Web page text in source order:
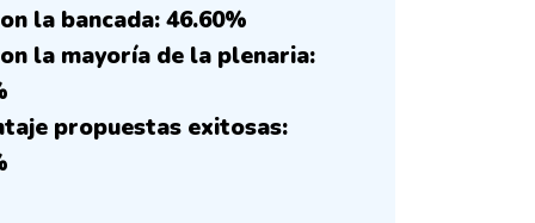
la bancada: 46.60%
la mayoría de la plenaria:
propuestas exitosas: